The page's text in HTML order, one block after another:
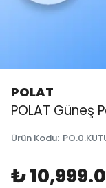
POLAT
POLAT Güneş
Ürün Kodu:
₺